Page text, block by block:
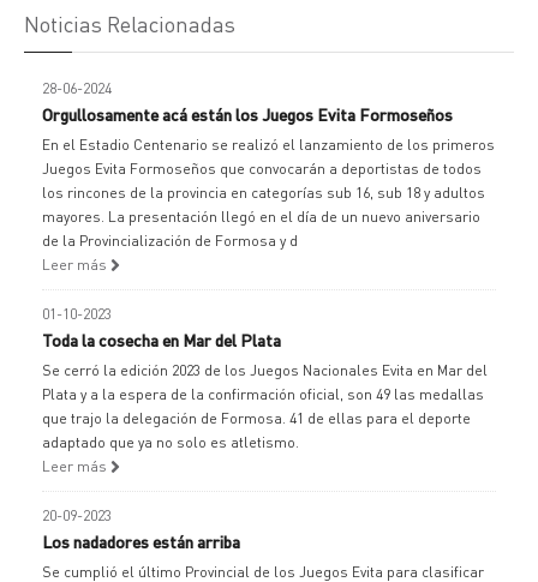
Noticias Relacionadas
28-06-2024
Orgullosamente acá están los Juegos Evita Formoseños
En el Estadio Centenario se realizó el lanzamiento de los primeros
Juegos Evita Formoseños que convocarán a deportistas de todos
los rincones de la provincia en categorías sub 16, sub 18 y adultos
mayores. La presentación llegó en el día de un nuevo aniversario
de la Provincialización de Formosa y d
Leer más
01-10-2023
Toda la cosecha en Mar del Plata
Se cerró la edición 2023 de los Juegos Nacionales Evita en Mar del
Plata y a la espera de la confirmación oficial, son 49 las medallas
que trajo la delegación de Formosa. 41 de ellas para el deporte
adaptado que ya no solo es atletismo.
Leer más
20-09-2023
Los nadadores están arriba
Se cumplió el último Provincial de los Juegos Evita para clasificar